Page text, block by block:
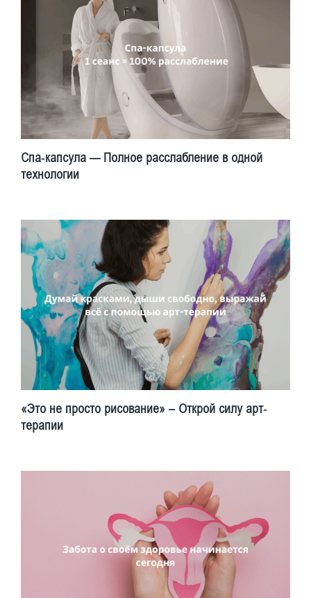
Спа-капсула — Полное расслабление в одной
технологии
«Это не просто рисование» – Открой силу арт-
терапии